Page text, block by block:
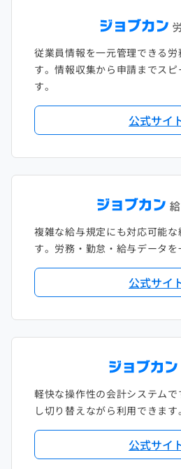
従業員情報を一元管理できる
す。情報収集から申請までス
す。
公式サイ
複雑な給与規定にも対応可能
す。労務・勤怠・給与データを
公式サイ
軽快な操作性の会計システム
し切り替えながら利用できます。
公式サイ